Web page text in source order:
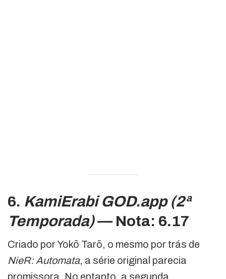
6. KamiErabi GOD.app (2ª
Temporada)— Nota: 6.17
Criado por Yokō Tarō, o mesmo por trás de
NieR: Automata, a série original parecia
promissora. No entanto, a segunda